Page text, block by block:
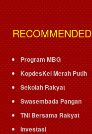
RECOMMENDED
Program MBG
KopdesKel Merah Putih
Sekolah Rakyat
Swasembada Pangan
TNI Bersama Rakyat
Investasi